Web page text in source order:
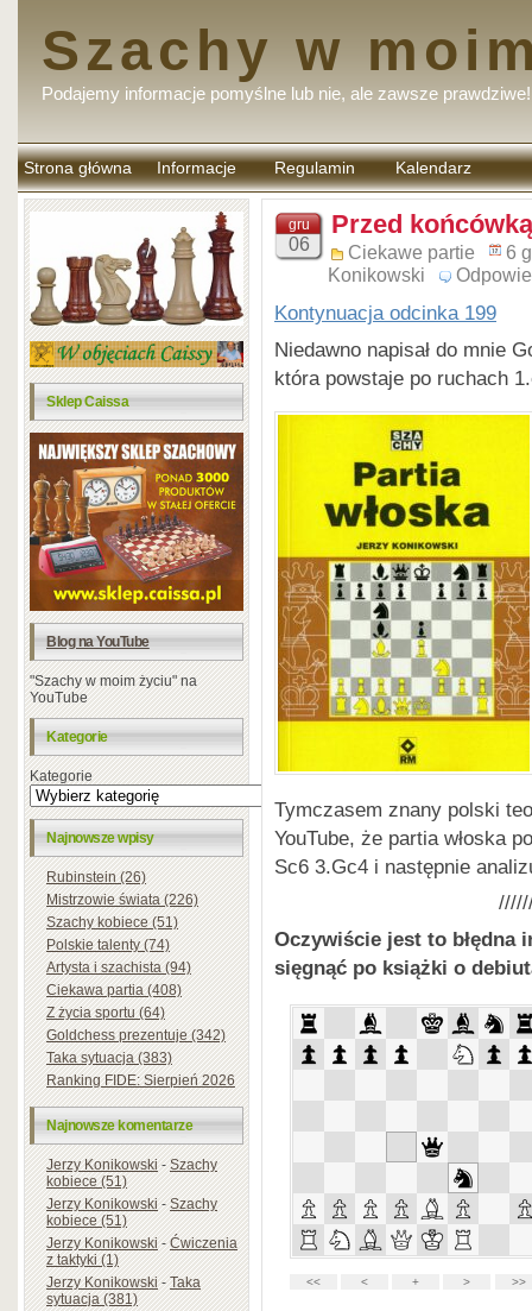
Szachy w
Podajemy informacje pomyślne lub nie, ale zawsze prawdziwe!
Strona główna Informacje Regulamin
komentarzy
Kalendarz
Sklep Caissa
Blog na YouTube
"Szachy w moim życiu" na
YouTube
Kategorie
Kategorie
Najnowsze wpisy
Rubinstein (26)
Mistrzowie świata (226)
Szachy kobiece (51)
Polskie talenty (74)
Artysta i szachista (94)
Ciekawa partia (408)
Z życia sportu (64)
Goldchess prezentuje (342)
Taka sytuacja (383)
Ranking FIDE: Sierpień 2026
Najnowsze komentarze
Jerzy Konikowski-Szachy
kobiece (51)
Jerzy Konikowski-Szachy
kobiece (51)
Jerzy Konikowski-Ćwiczenia
z taktyki (1)
Jerzy Konikowski-Taka
sytuacja (381)
gru
06
Przed
Ciekawe partie
6
Konikowski
Kontynuacja odcinka 199
Niedawno napisał do mnie
która powstaje po ruchach
Tymczasem znany polski
YouTube, że partia włoska
Sc6 3.Gc4 i następnie
Oczywiście jest to błędna
sięgnąć po książki o